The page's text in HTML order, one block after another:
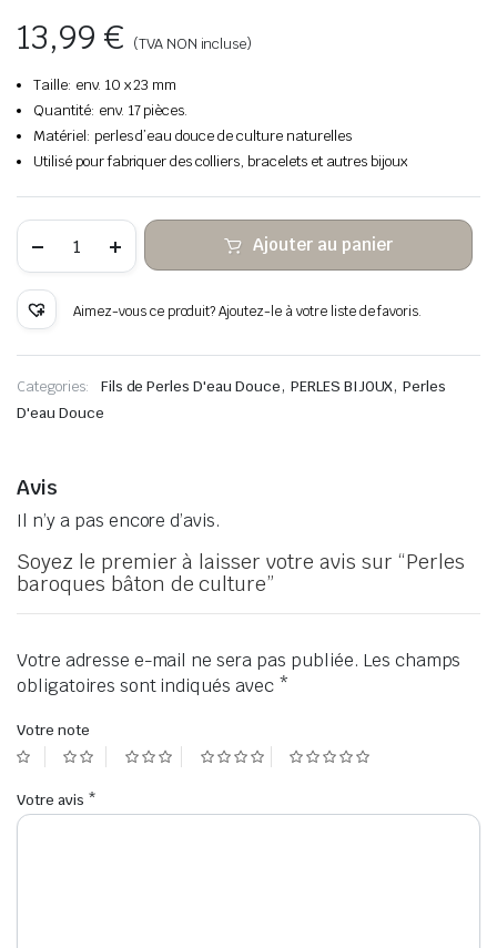
13,99€ (TVA NON incluse)
Taille: env. 10 x 23 mm
Quantité: env. 17 pièces.
Matériel: perles d’eau douce de culture naturelles
Utilisé pour fabriquer des colliers, bracelets et autres bijoux
Perles
bâton
de
Ajouter au panier
Aimez-vous ce produit? Ajoutez-le à votre liste de favoris.
Categories: Fils de Perles D'eau Douce, PERLES BIJOUX,Perles
D'eau Douce
Avis
Il n’y a pas encore d’avis.
Soyez le premier à laisser votre avis sur “Perles
baroques bâton de culture”
Votre adresse e-mail ne sera pas publiée. Les champs
obligatoires sont indiqués avec *
Votre note
Votre avis *